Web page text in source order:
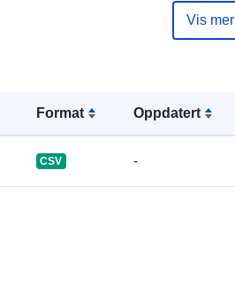
Format Oppdatert
CSV -
Vis mer